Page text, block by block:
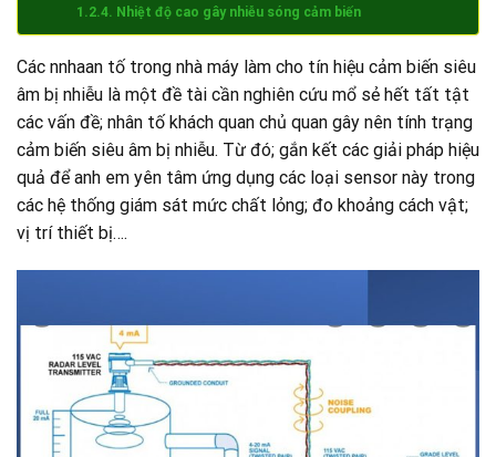
Nhiệt độ cao gây nhiễu sóng cảm biến
Các nnhaan tố trong nhà máy làm cho tín hiệu cảm biến siêu
âm bị nhiễu là một đề tài cần nghiên cứu mổ sẻ hết tất tật
các vấn đề; nhân tố khách quan chủ quan gây nên tính trạng
cảm biến siêu âm bị nhiễu. Từ đó; gắn kết các giải pháp hiệu
quả để anh em yên tâm ứng dụng các loại sensor này trong
các hệ thống giám sát mức chất lỏng; đo khoảng cách vật;
vị trí thiết bị….